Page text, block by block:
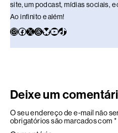
site, um podcast, mídias sociais,
Ao infinito e além!
Deixe um
O seu endereço de e-mail não
obrigatórios são marcados com *